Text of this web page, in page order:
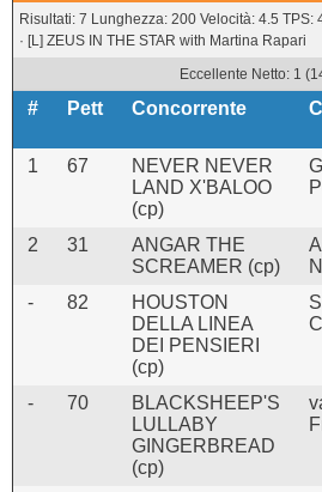
Risultati: 7 Lunghezza: 200 Velocità: 4.5 TPS:
· [L] ZEUS IN THE STAR with Martina Rapari
Eccellente Netto: 1
# Pett Concorrente
1 67
NEVER NEVER
LAND X'BALOO
(cp)
2 31
ANGAR THE
SCREAMER (cp)
-
82
HOUSTON
DELLA LINEA
DEI PENSIERI
(cp)
- 70
BLACKSHEEP'S
LULLABY
GINGERBREAD
(cp)